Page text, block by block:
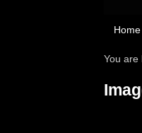
Home
You are